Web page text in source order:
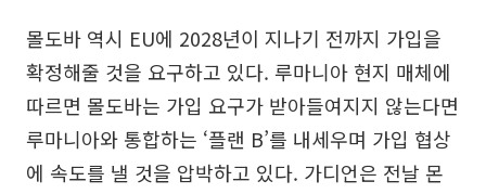
몰도바 역시 EU에 2028년이 지나기 전까지 가입을
확정해줄 것을 요구하고 있다. 루마니아 현지 매체에
따르면 몰도바는 가입 요구가 받아들여지지 않는다면
루마니아와 통합하는 ‘플랜 B’를 내세우며 가입 협상
에 속도를 낼 것을 압박하고 있다. 가디언은 전날 몬